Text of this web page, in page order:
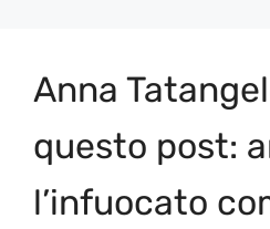
Anna
questo post:
l’infuocato